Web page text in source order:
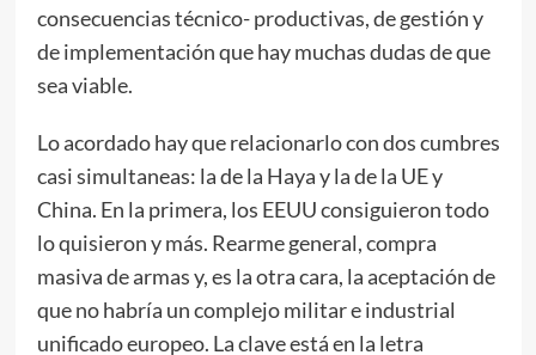
consecuencias técnico- productivas, de gestión y
de implementación que hay muchas dudas de que
sea viable.
Lo acordado hay que relacionarlo con dos cumbres
casi simultaneas: la de la Haya y la de la UE y
China. En la primera, los EEUU consiguieron todo
lo quisieron y más. Rearme general, compra
masiva de armas y, es la otra cara, la aceptación de
que no habría un complejo militar e industrial
unificado europeo. La clave está en la letra